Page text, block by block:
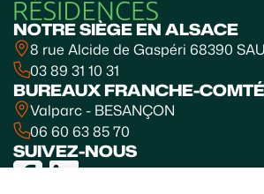
NOTRE SIÈGE EN ALSACE
8 rue Alcide de Gaspéri 68390
03 89 31 10 31
BUREAUX FRANCHE-COMTÉ
Valparc - BESANÇON
06 60 63 85 70
SUIVEZ-NOUS